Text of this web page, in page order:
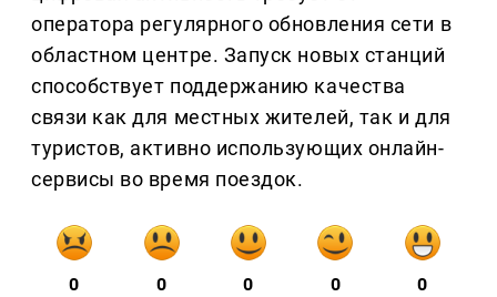
оператора регулярного обновления сети в
областном центре. Запуск новых станций
способствует поддержанию качества
связи как для местных жителей, так и для
туристов, активно использующих онлайн-
сервисы во время поездок.
0 0 0 0 0